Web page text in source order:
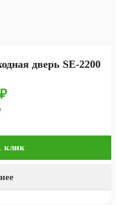
дверь SE-2200
клик